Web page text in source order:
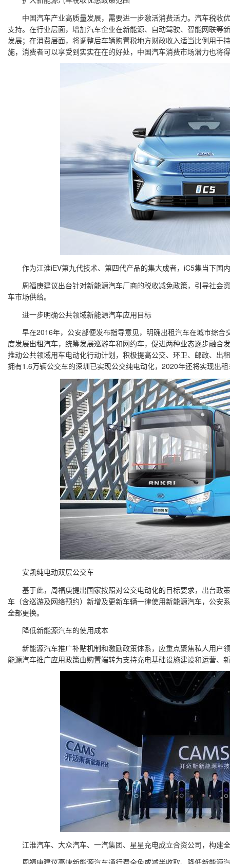
中国汽车产业高质量发展，需要进一步激活消费活力。汽车税收
支持。在行业层面，增加汽车企业在新能源、自动驾驶、智能网联等
发展；在消费层面，将调整后车辆购置税地方财政收入适当比例用于
施，消费者可以享受到实实在在的好处，中国汽车消费市场潜力也将
作为江淮iEV第九代技术、第四代产品的集大成者，iC5集当下国
周福庚建议出台针对新能源汽车厂商的税收减免政策，引导社会
车市场供给。
进一步明确公共领域新能源汽车应用目标
早在2016年，公安部便发布指导意见，明确出租汽车在城市综合
度发展出租汽车，统筹发展巡游车和网约车，促进两种业态逐步融合
推动公共领域用车电动化行动计划，积极提高公交、环卫、邮政、出
拥有1.6万辆公交车的深圳已实现公交纯电动化，2020年还将实现出
安凯纯电动双层公交车
基于此，周福庚提出国家按照对公交电动化的目标要求，出台政
车（含巡游及网络预约）新增及更新车辆一律使用新能源汽车，公安
全部更换。
降低新能源汽车的使用成本
新能源汽车推广补贴机制和激励政策体系，应重点聚焦私人用户
能源汽车推广应用政策由购置端转为支持充电基础设施建设和运营、
江淮汽车、大众汽车、一汽集团、星星充电成立合资公司，构建
周福庚建议高速新能源汽车通行费全免或减半收取、降低新能源